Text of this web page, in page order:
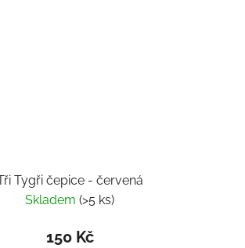
Tygři čepice - červená
Skladem (>5 ks)
150 Kč